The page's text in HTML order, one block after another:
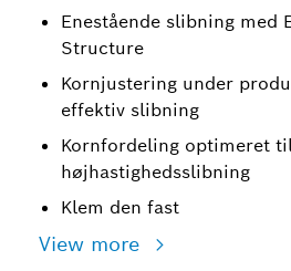
Enestående slibning med
Structure
Kornjustering under
effektiv slibning
Kornfordeling optimeret
højhastighedsslibning
Klem den fast
View more